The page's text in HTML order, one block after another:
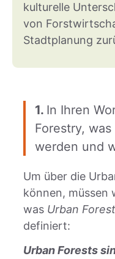
kulturelle
von
Stadtplanung
1. In Ihren
Forestry,
werden und
Um über die
können, müssen
was Urban Forest
definiert:
Urban Forests